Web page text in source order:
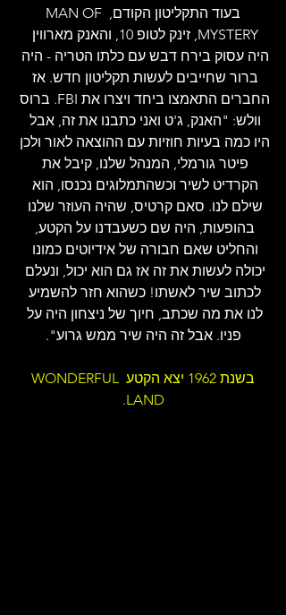
בעוד התקליטון הקודם, MAN OF
MYSTERY, זינק לטופ 10, והאנק מארווין
היה עסוק בירח דבש עם כלתו הטריה - היה
ברור שחייבים לעשות תקליטון חדש. אז
החברים התאמצו ביחד ויצרו את FBI. ברוס
וולש: "האנק, ג'ט ואני כתבנו את זה, אבל
היו כמה בעיות חוזיות עם ההוצאה לאור ולכן
פיטר גורמלי, המנהל שלנו, קיבל את
הקרדיט לשיר וכשהתמלוגים נכנסו, הוא
שילם לנו. סאם קרטיס, שהיה העוזר שלנו
בהופעות, היה שם כשעבדנו על הקטע,
והחליט שאם חבורה של אידיוטים כמונו
יכולה לעשות את זה אז גם הוא יכול, ונעלם
לכתוב שיר לאשתו! כשהוא חזר להשמיע
לנו את מה שכתב, חיוך של ניצחון היה על
פניו. אבל זה היה שיר ממש גרוע".
בשנת 1962 יצא הקטע WONDERFUL
LAND.